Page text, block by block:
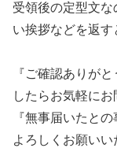
受領後の定型文
い挨拶などを返す
『ご確認ありが
したらお気軽にお
『無事届いたと
よろしくお願いい